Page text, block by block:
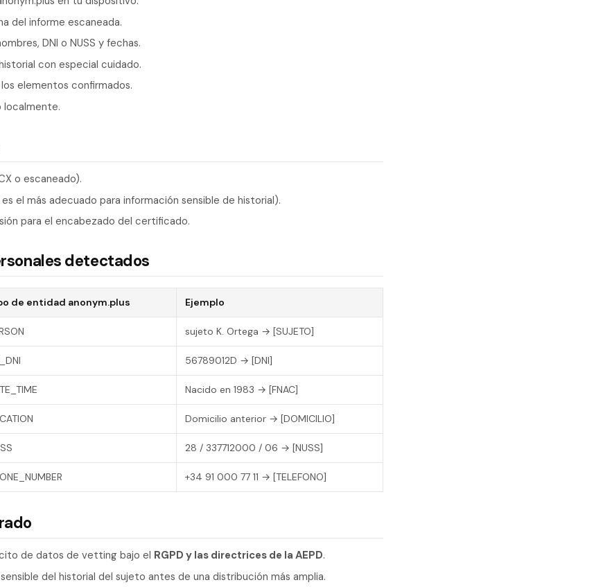
del informe escaneada.
DNI o NUSS y fechas.
con especial cuidado.
elementos confirmados.
localmente.
o escaneado).
el más adecuado para información sensible de historial).
para el encabezado del certificado.
detectados
de entidad anonym.plus Ejemplo
sujeto K. Ortega → [SUJETO]
56789012D → [DNI]
Nacido en 1983 → [FNAC]
Domicilio anterior → [DOMICILIO]
28 / 337712000 / 06 → [NUSS]
+34 91 000 77 11 → [TELEFONO]
de datos de vetting bajo el RGPD y las directrices de la AEPD.
del historial del sujeto antes de una distribución más amplia.